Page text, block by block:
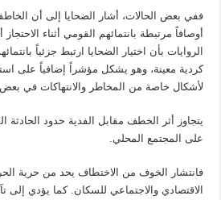
ففي بعض الحالات، أشار الضحايا إلى أن
أوصافاً مرتبطة بانتمائهم القومي أثناء
الروايات بأن اختيار الضحايا ارتبط جزئياً
كردية معينة، وهو يشكل مؤشراً إضافياً على
لأشكال خاصة من المخاطر والانتهاكات في بعض
يتجاوز أثر الخطف مقابل الفدية حدود الحادثة
على المجتمع المحلي.
فانتشار الخوف من الاختطاف يحد من حرية
الاقتصادي والاجتماعي للسكان. كما يؤدي إلى